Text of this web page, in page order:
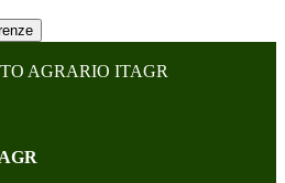
AGRARIO ITAGR